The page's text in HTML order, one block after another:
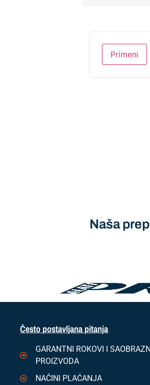
Primeni
Naša
Često postavljana pitanja
GARANTNI ROKOVI I
PROIZVODA
NAČINI PLAĆANJA